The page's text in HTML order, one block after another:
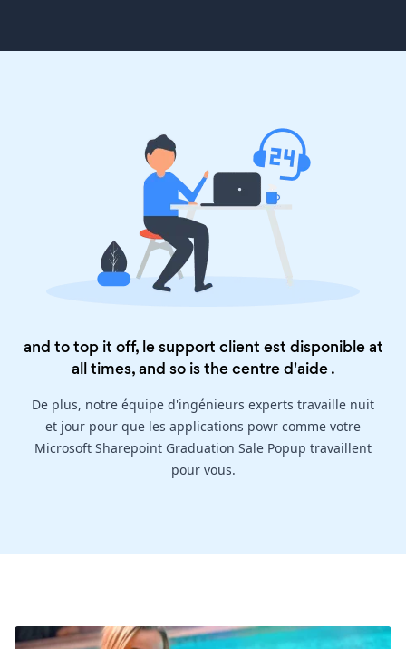
and to top it off, le support client est disponible at
all times, and so is thecentre d'aide.
De plus, notre équipe d'ingénieurs experts travaille nuit
et jour pour que les applications powr comme votre
Microsoft Sharepoint Graduation Sale Popup travaillent
pour vous.